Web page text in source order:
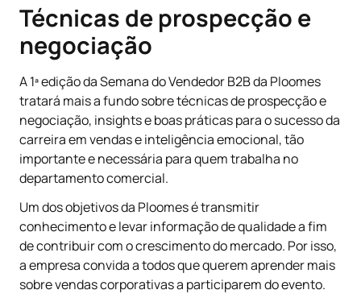
Técnicas de prospecção e
negociação
A 1ª edição da Semana do Vendedor B2B da Ploomes
tratará mais a fundo sobre técnicas de prospecção e
negociação, insights e boas práticas para o sucesso da
carreira em vendas e inteligência emocional, tão
importante e necessária para quem trabalha no
departamento comercial.
Um dos objetivos da Ploomes é transmitir
conhecimento e levar informação de qualidade a fim
de contribuir com o crescimento do mercado. Por isso,
a empresa convida a todos que querem aprender mais
sobre vendas corporativas a participarem do evento.